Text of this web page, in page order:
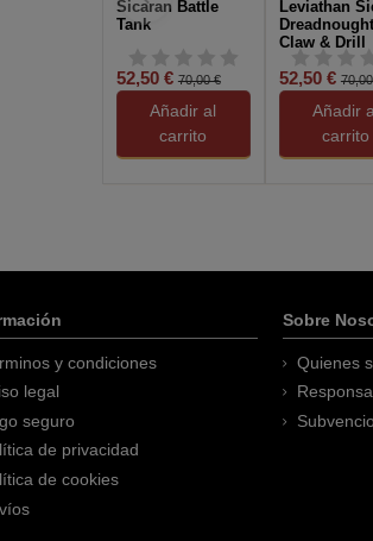
Sicaran Battle
Tank
52,50 € 70,00 €
Añadir al
carrito
Leviathan
Claw & Drill
52,50 €
Añadir
carrito
y condiciones
legal
seguro
de privacidad
de cookies
Sobre
Quienes